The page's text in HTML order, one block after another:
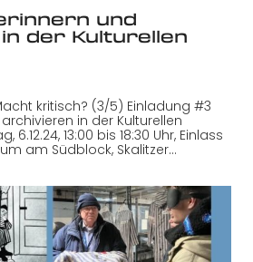
und
der Kulturellen
kritisch? (3/5) Einladung #3
in der Kulturellen
6.12.24, 13:00 bis 18:30 Uhr, Einlass
am Südblock, Skalitzer…